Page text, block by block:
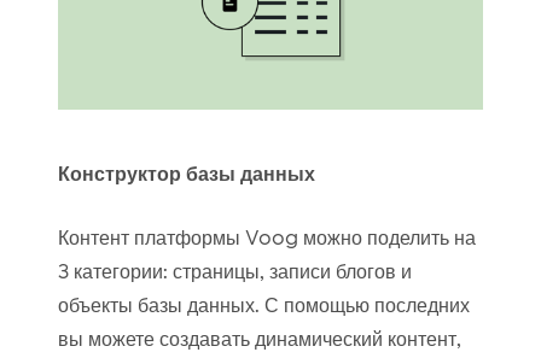
Конструктор базы данных
Контент платформы Voog можно поделить на
3 категории: страницы, записи блогов и
объекты базы данных. С помощью последних
вы можете создавать динамический контент,